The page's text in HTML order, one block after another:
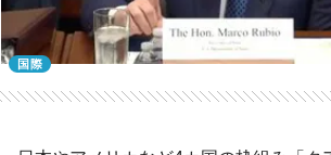
国際